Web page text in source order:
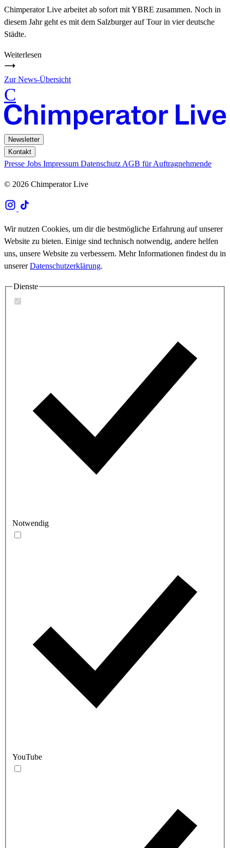
Chimperator Live arbeitet ab sofort mit YBRE zusammen. Noch in
diesem Jahr geht es mit dem Salzburger auf Tour in vier deutsche
Städte.
Weiterlesen
Zur News-Übersicht
C
Newsletter
Kontakt
Presse Jobs Impressum Datenschutz AGB für Auftragnehmende
© 2026 Chimperator Live
Wir nutzen Cookies, um dir die bestmögliche Erfahrung auf unserer
Website zu bieten. Einige sind technisch notwendig, andere helfen
uns, unsere Website zu verbessern. Mehr Informationen findest du in
unsererDatenschutzerklärung.
Dienste
Notwendig
YouTube